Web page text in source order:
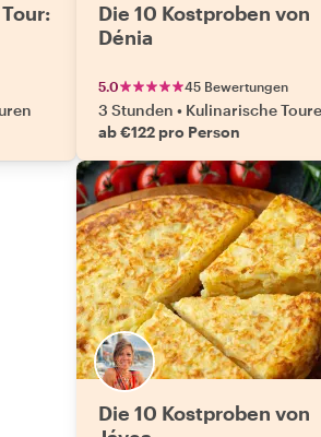
Die 10 Kostproben von
Dénia
5.0 45 Bewertungen
3 Stunden • Kulinarische
ab €122 pro Person
Die 10 Kostproben von